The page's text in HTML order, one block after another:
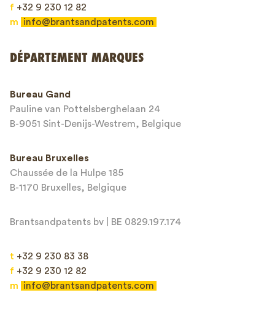
This site is protected by reCAPTCHA and the Google
f +32 9 230 12 82
m
info@brantsandpatents.com
DÉPARTEMENT MARQUES
Bureau Gand
Pauline van Pottelsberghelaan 24
B-9051 Sint-Denijs-Westrem, Belgique
Bureau Bruxelles
Chaussée de la Hulpe 185
B-1170 Bruxelles, Belgique
Brantsandpatents bv | BE 0829.197.174
t +32 9 230 83 38
f +32 9 230 12 82
m
info@brantsandpatents.com